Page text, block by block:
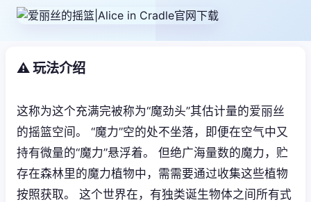
⚠️ 玩法介绍
这称为这个充满完被称为“魔劲头”其估计量的爱丽丝
的摇篮空间。 “魔力”空的处不坐落，即便在空气中又
持有微量的“魔力”悬浮着。 但绝广海量数的魔力，贮
存在森林里的魔力植物中，需需要通过收集这些植物
按照获取。 这个世界在，有独类诞生物体之间所有式